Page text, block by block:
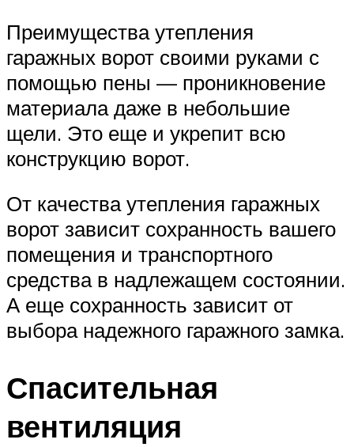
Преимущества утепления
гаражных ворот своими руками с
помощью пены — проникновение
материала даже в небольшие
щели. Это еще и укрепит всю
конструкцию ворот.
От качества утепления гаражных
ворот зависит сохранность вашего
помещения и транспортного
средства в надлежащем состоянии.
А еще сохранность зависит от
выбора надежного гаражного замка.
Спасительная
вентиляция